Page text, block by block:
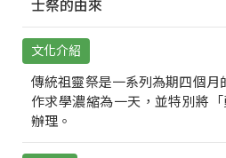
士祭的由來
文化介紹
傳統祖靈祭是一系列為期四個月
作求學濃縮為一天，並特別將
辦理。